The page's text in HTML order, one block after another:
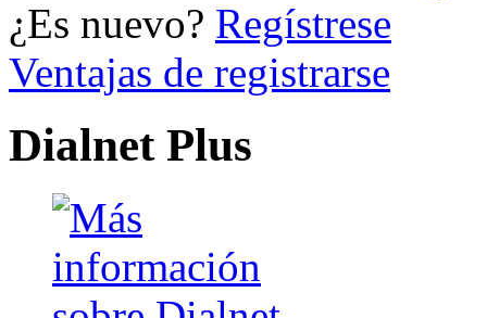
¿Es nuevo? Regístrese
Ventajas de registrarse
Dialnet Plus